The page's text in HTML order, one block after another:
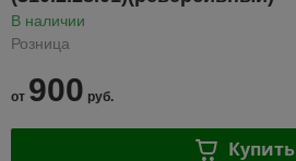
В наличии
Розница
от 900 руб.
Купить